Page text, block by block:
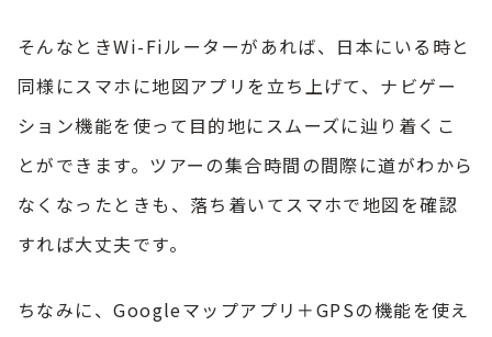
そんなときWi-Fiルーターがあれば、日本にいる時と
同様にスマホに地図アプリを立ち上げて、ナビゲー
ション機能を使って目的地にスムーズに辿り着くこ
とができます。ツアーの集合時間の間際に道がわから
なくなったときも、落ち着いてスマホで地図を確認
すれば大丈夫です。
ちなみに、Googleマップアプリ＋GPSの機能を使え